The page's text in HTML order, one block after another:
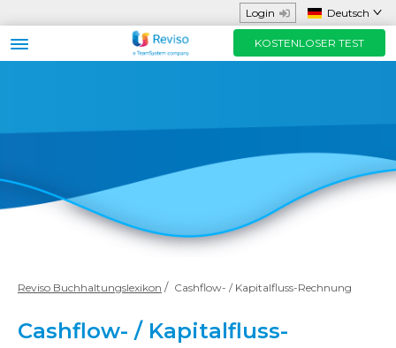
Login Deutsch
KOSTENLOSER TEST
Preise
KOSTENLOSER TEST
Reviso Buchhaltungslexikon Cashflow- / Kapitalfluss-Rechnung
Cashflow- / Kapitalfluss-